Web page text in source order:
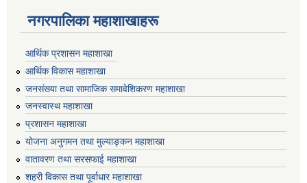
नगरपालिका महाशाखाहरू
आर्थिक प्रशासन महाशाखा
आर्थिक विकास महाशाखा
जनसंख्या तथा सामाजिक समावेशिकरण महाशाखा
जनस्वास्थ महाशाखा
प्रशासन महाशाखा
योजना अनुगमन तथा मुल्याङ्कन महाशाखा
वातावरण तथा सरसफाई महाशाखा
शहरी विकास तथा पूर्वाधार महाशाखा